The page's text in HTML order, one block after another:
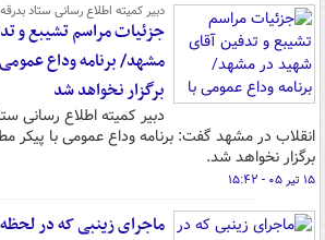
دبیر کمیته اطلاع رسانی ستاد
جزئیات مراسم تشیبع و
مشهد/ برنامه وداع
برگزار نخواهد شد
دبیر کمیته اطلاع رسانی
انقلاب در مشهد گفت: برنامه وداع عمومی با پیکر
برگزار نخواهد شد.
۱۵ تیر ۰۵ - ۱۵:۴۲
ماجرای زینبی که در لحظه